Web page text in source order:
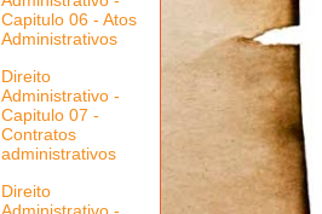
Capitulo 06 - Atos
Administrativos
Direito
Administrativo -
Capitulo 07 -
Contratos
administrativos
Direito